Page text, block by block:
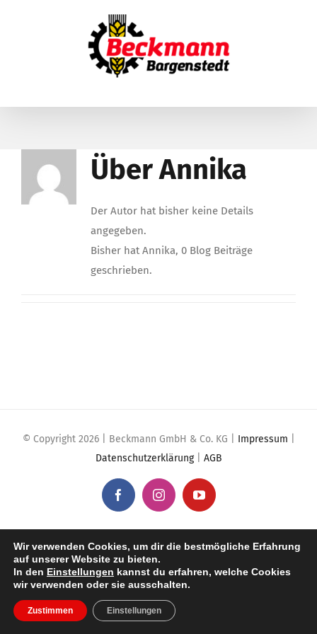
ÜberAnnika
Der Autor hat bisher keine Details
angegeben.
Bisher hat Annika, 0 Blog Beiträge
geschrieben.
© Copyright 2026 | Beckmann GmbH & Co. KG | Impressum
Datenschutzerklärung| AGB
FacebookInstagramYouTube
Wir verwenden Cookies, um dir die bestmögliche Erfahrung
auf unserer Website zu bieten.
In den Einstellungen kannst du erfahren, welche Cookies
wir verwenden oder sie ausschalten.
Zustimmen Einstellungen